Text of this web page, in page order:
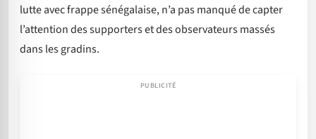
lutte avec frappe sénégalaise, n’a pas manqué de capter
l’attention des supporters et des observateurs massés
dans les gradins.